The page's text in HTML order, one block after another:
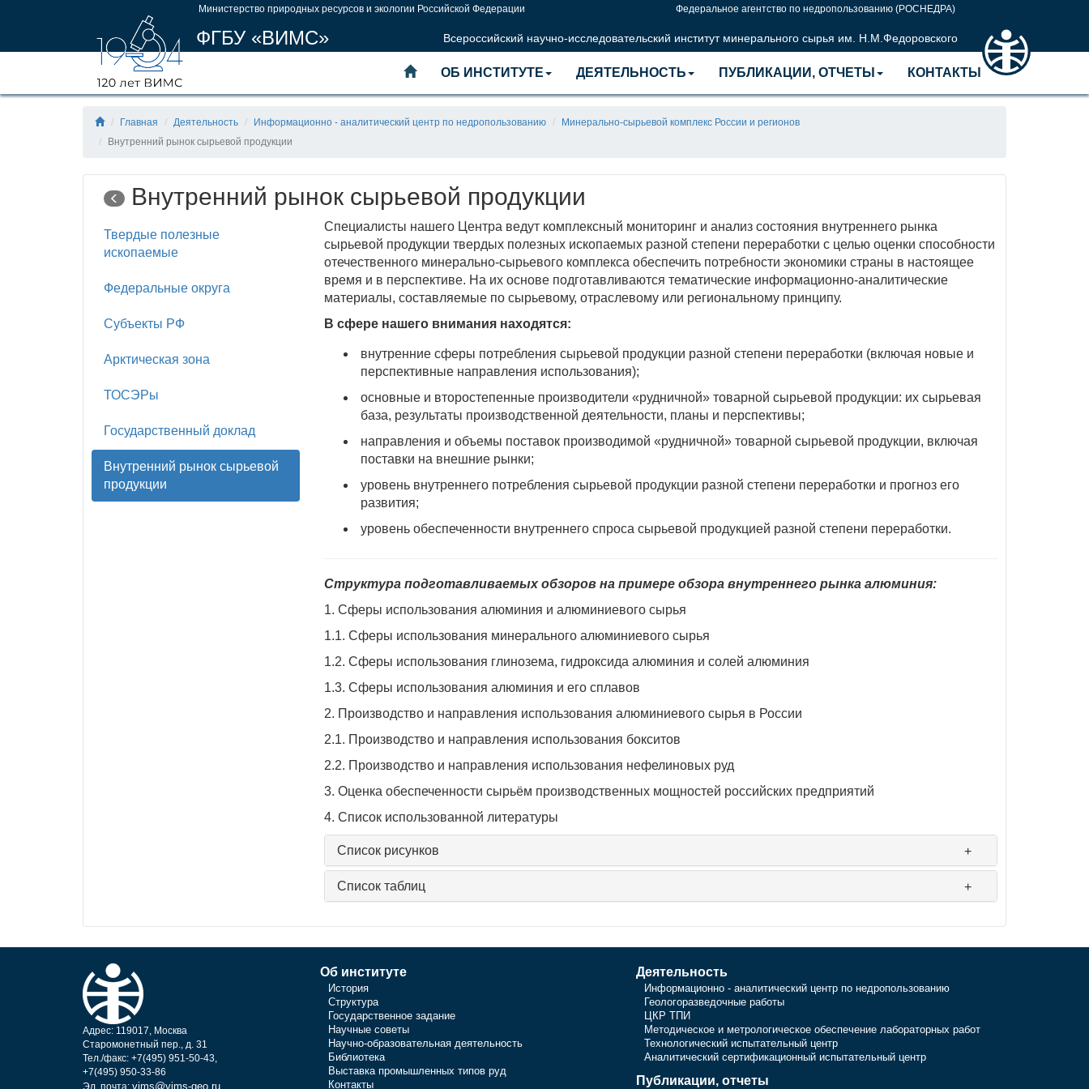
Министерство природных ресурсов и экологии Российской Федерации Федеральное агентство по недропользованию (РОСНЕДРА)
ФГБУ «ВИМС» Всероссийский научно-исследовательский институт минерального сырья им. Н.М.Федоровского
ОБ ИНСТИТУТЕ ДЕЯТЕЛЬНОСТЬ ПУБЛИКАЦИИ, ОТЧЕТЫ КОНТАКТЫ
Главная Деятельность Информационно - аналитический центр по недропользованию
Минерально-сырьевой комплекс России и регионов
Внутренний рынок сырьевой продукции
Внутренний рынок сырьевой продукции
Твердые полезные
ископаемые
Федеральные округа
Субъекты РФ
Арктическая зона
ТОСЭРы
Государственный доклад
Внутренний рынок сырьевой
продукции
Специалисты нашего Центра ведут комплексный мониторинг и анализ состояния внутреннего рынка
сырьевой продукции твердых полезных ископаемых разной степени переработки с целью оценки способности
отечественного минерально-сырьевого комплекса обеспечить потребности экономики страны в настоящее
время и в перспективе. На их основе подготавливаются тематические информационно-аналитические
материалы, составляемые по сырьевому, отраслевому или региональному принципу.
В сфере нашего внимания находятся:
внутренние сферы потребления сырьевой продукции разной степени переработки (включая новые и
перспективные направления использования);
основные и второстепенные производители «рудничной» товарной сырьевой продукции: их сырьевая
база, результаты производственной деятельности, планы и перспективы;
направления и объемы поставок производимой «рудничной» товарной сырьевой продукции, включая
поставки на внешние рынки;
уровень внутреннего потребления сырьевой продукции разной степени переработки и прогноз его
развития;
уровень обеспеченности внутреннего спроса сырьевой продукцией разной степени переработки.
Структура подготавливаемых обзоров на примере обзора внутреннего рынка алюминия:
1. Сферы использования алюминия и алюминиевого сырья
1.1. Сферы использования минерального алюминиевого сырья
1.2. Сферы использования глинозема, гидроксида алюминия и солей алюминия
1.3. Сферы использования алюминия и его сплавов
2. Производство и направления использования алюминиевого сырья в России
2.1. Производство и направления использования бокситов
2.2. Производство и направления использования нефелиновых руд
3. Оценка обеспеченности сырьём производственных мощностей российских предприятий
4. Список использованной литературы
Список рисунков
Список таблиц
Адрес: 119017, Москва
Старомонетный пер., д. 31
Тел./факс: +7(495) 951-50-43,
+7(495) 950-33-86
Эл. почта: vims@vims-geo.ru
Об институте
История
Структура
Государственное задание
Научные советы
Научно-образовательная деятельность
Библиотека
Выставка промышленных типов руд
Контакты
Деятельность
Информационно - аналитический центр по недропользованию
Геологоразведочные работы
ЦКР ТПИ
Методическое и метрологическое обеспечение лабораторных работ
Технологический испытательный центр
Аналитический сертификационный испытательный центр
Публикации, отчеты